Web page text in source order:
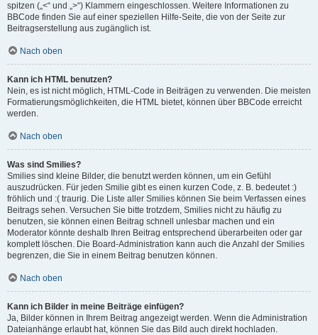
spitzen („<“ und „>“) Klammern eingeschlossen. Weitere Informationen zu
BBCode finden Sie auf einer speziellen Hilfe-Seite, die von der Seite zur
Beitragserstellung aus zugänglich ist.
Nach oben
Kann ich HTML benutzen?
Nein, es ist nicht möglich, HTML-Code in Beiträgen zu verwenden. Die meisten
Formatierungsmöglichkeiten, die HTML bietet, können über BBCode erreicht
werden.
Nach oben
Was sind Smilies?
Smilies sind kleine Bilder, die benutzt werden können, um ein Gefühl
auszudrücken. Für jeden Smilie gibt es einen kurzen Code, z. B. bedeutet :)
fröhlich und :( traurig. Die Liste aller Smilies können Sie beim Verfassen eines
Beitrags sehen. Versuchen Sie bitte trotzdem, Smilies nicht zu häufig zu
benutzen, sie können einen Beitrag schnell unlesbar machen und ein
Moderator könnte deshalb Ihren Beitrag entsprechend überarbeiten oder gar
komplett löschen. Die Board-Administration kann auch die Anzahl der Smilies
begrenzen, die Sie in einem Beitrag benutzen können.
Nach oben
Kann ich Bilder in meine Beiträge einfügen?
Ja, Bilder können in Ihrem Beitrag angezeigt werden. Wenn die Administration
Dateianhänge erlaubt hat, können Sie das Bild auch direkt hochladen.